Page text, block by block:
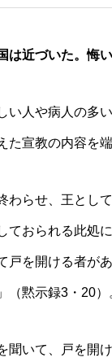
は近づいた。悔
い人や病人の多
た宣教の内容を
わらせ、王とし
ておられる此処
戸を開ける者が
（黙示録3・20）
聞いて、戸を開